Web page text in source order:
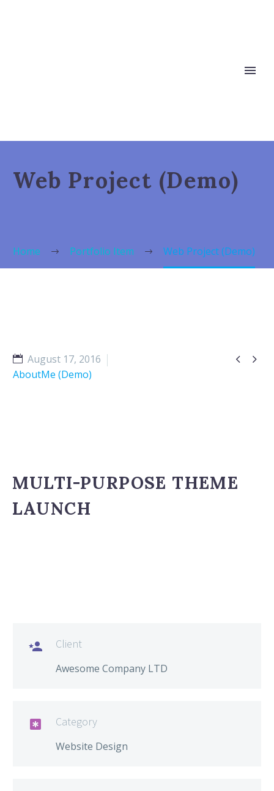
Web Project (Demo)
Home Portfolio Item Web Project (Demo)
 
August 17, 2016
AboutMe (Demo)
MULTI-PURPOSE THEME
LAUNCH
 Client
Awesome Company LTD
 Category
Website Design